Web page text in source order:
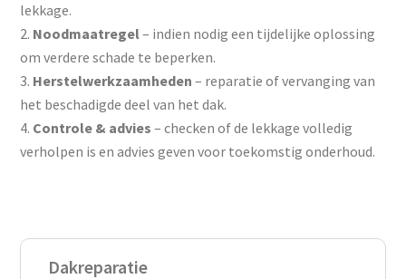
lekkage.
Noodmaatregel– indien nodig een tijdelijke oplossing
om verdere schade te beperken.
Herstelwerkzaamheden – reparatie of vervanging van
het beschadigde deel van het dak.
Controle & advies – checken of de lekkage volledig
verholpen is en advies geven voor toekomstig onderhoud.
Dakreparatie